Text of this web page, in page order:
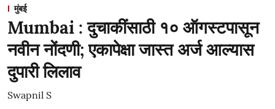
मुंबई
Mumbai : दुचाकींसाठी १० ऑगस्टपासून
नवीन नोंदणी; एकापेक्षा जास्त अर्ज आल्यास
दुपारी लिलाव
Swapnil S